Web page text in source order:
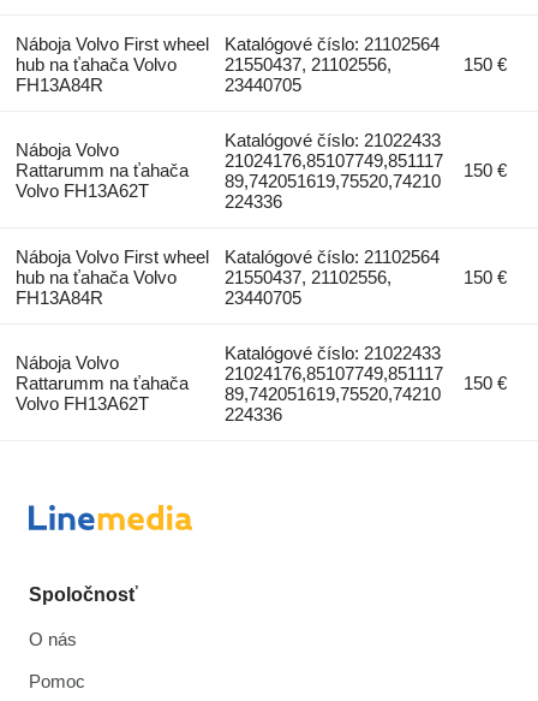
Náboja Volvo First wheel
hub na ťahača Volvo
FH13A84R
Katalógové číslo: 21102564
21550437, 21102556,
23440705
150 €
Náboja Volvo
Rattarumm na ťahača
Volvo FH13A62T
Katalógové číslo: 21022433
21024176,85107749,851117
89,742051619,75520,74210
224336
150 €
Náboja Volvo First wheel
hub na ťahača Volvo
FH13A84R
Katalógové číslo: 21102564
21550437, 21102556,
23440705
150 €
Náboja Volvo
Rattarumm na ťahača
Volvo FH13A62T
Katalógové číslo: 21022433
21024176,85107749,851117
89,742051619,75520,74210
224336
150 €
Spoločnosť
O nás
Pomoc